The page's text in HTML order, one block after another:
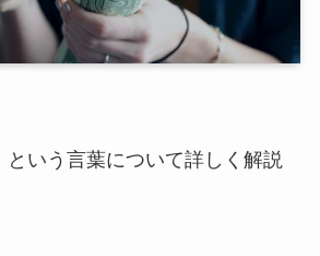
という言葉について詳しく解説